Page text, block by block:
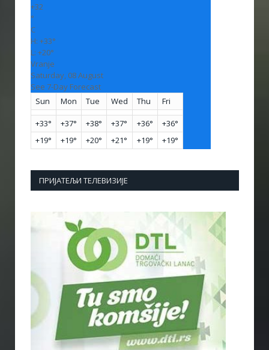
+32
°
C
H: +33°
L: +20°
Vranje
Saturday, 08 August
See 7-Day Forecast
Sun
Mon Tue Wed Thu Fri
+33° +37° +38° +37° +36° +36°
+19° +19° +20° +21° +19° +19°
ПРИЈАТЕЉИ ТЕЛЕВИЗИЈЕ